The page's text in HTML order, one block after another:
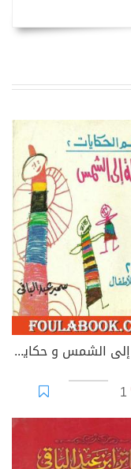
رسالة إلى الشمس و حكايات أخرى - 25 حكاية للأطفال
1